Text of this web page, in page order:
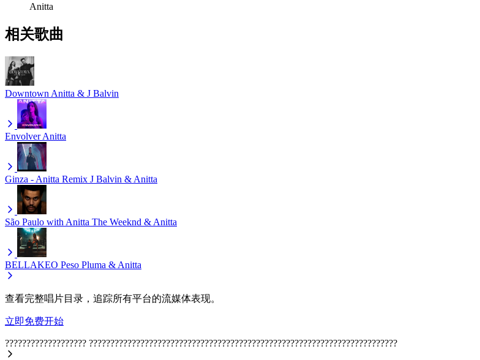
Anitta
相关歌曲
Downtown Anitta & J Balvin
Envolver Anitta
Ginza - Anitta Remix J Balvin & Anitta
São Paulo with Anitta The Weeknd & Anitta
BELLAKEO Peso Pluma & Anitta
查看完整唱片目录，追踪所有平台的流媒体表现。
立即免费开始
??????????????????? ????????????????????????????????????????????????????????????????????????